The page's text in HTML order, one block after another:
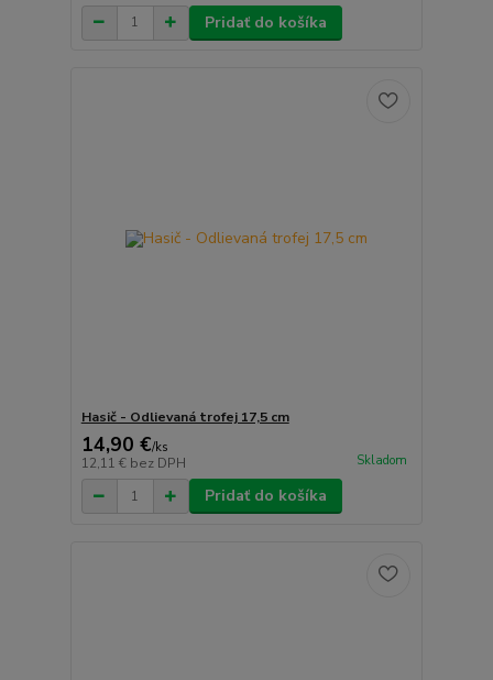
Pridať do košíka
Hasič - Odlievaná trofej 17,5 cm
14,90 €/ks
12,11 € bez DPH Skladom
Pridať do košíka